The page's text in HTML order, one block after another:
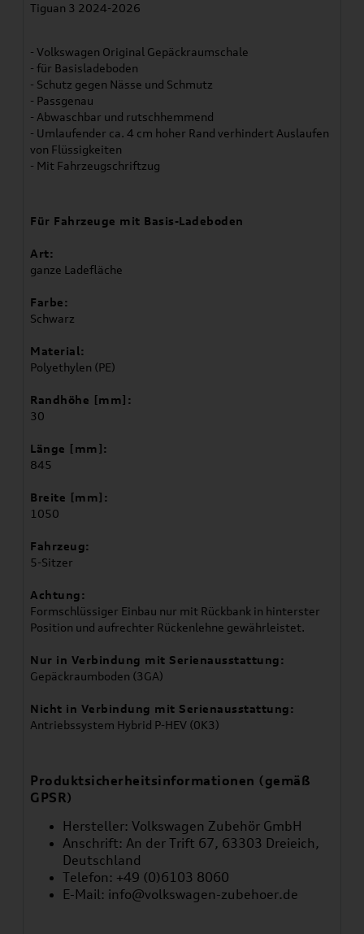
Tiguan 3 2024-2026
- Volkswagen Original Gepäckraumschale
- für Basisladeboden
- Schutz gegen Nässe und Schmutz
- Passgenau
- Abwaschbar und rutschhemmend
- Umlaufender ca. 4 cm hoher Rand verhindert Auslaufen
von Flüssigkeiten
- Mit Fahrzeugschriftzug
Für Fahrzeuge mit Basis-Ladeboden
Art:
ganze Ladefläche
Farbe:
Schwarz
Material:
Polyethylen (PE)
Randhöhe [mm]:
30
Länge [mm]:
845
Breite [mm]:
1050
Fahrzeug:
5-Sitzer
Achtung:
Formschlüssiger Einbau nur mit Rückbank in hinterster
Position und aufrechter Rückenlehne gewährleistet.
Nur in Verbindung mit Serienausstattung:
Gepäckraumboden (3GA)
Nicht in Verbindung mit Serienausstattung:
Antriebssystem Hybrid P-HEV (0K3)
Produktsicherheitsinformationen (gemäß
GPSR)
Hersteller: Volkswagen Zubehör GmbH
Anschrift: An der Trift 67, 63303 Dreieich,
Deutschland
Telefon: +49 (0)6103 8060
E-Mail: info@volkswagen-zubehoer.de